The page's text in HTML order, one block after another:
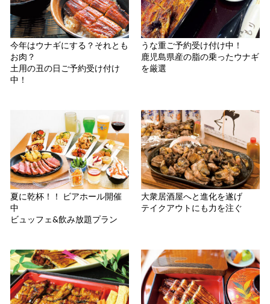
今年はウナギにする？それとも
お肉？
土用の丑の日ご予約受け付け
中！
うな重ご予約受け付け中！
鹿児島県産の脂の乗ったウナギ
を厳選
夏に乾杯！！ ビアホール開催
中
ビュッフェ&飲み放題プラン
大衆居酒屋へと進化を遂げ
テイクアウトにも力を注ぐ